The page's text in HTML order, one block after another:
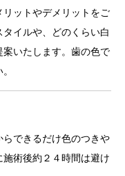
ットやデメリットをご
イルや、どのくらい白
案いたします。歯の色で
できるだけ色のつきや
術後約２４時間は避け